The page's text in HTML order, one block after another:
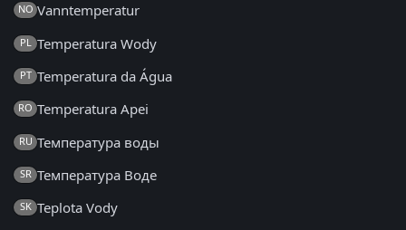
NO Vanntemperatur
PL Temperatura Wody
PT Temperatura da Água
RO Temperatura Apei
RU Температура воды
SR Температура Воде
SK Teplota Vody